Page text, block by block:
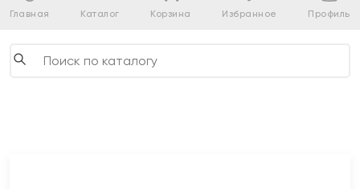
Главная Каталог Корзина Избранное Профиль